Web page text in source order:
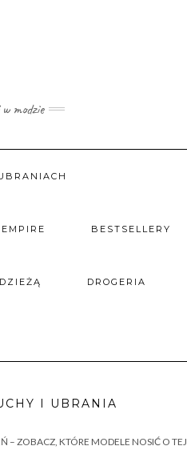
modzie
BESTSELLERY
DROGERIA
I UBRANIA
– ZOBACZ, KTÓRE MODELE NOSIĆ O TEJ